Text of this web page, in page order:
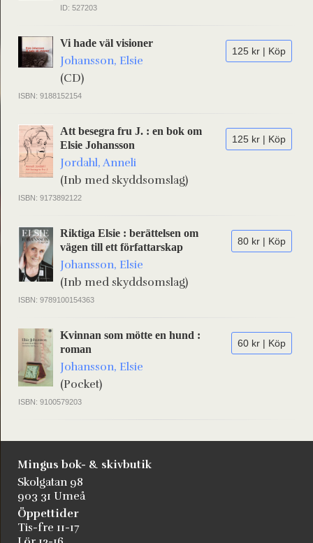
ID: 527203
125 kr | Köp
Vi hade väl visioner
Johansson, Elsie
(CD)
ISBN: 9188152154
125 kr | Köp
Att besegra fru J. : en bok om
Elsie Johansson
Jordahl, Anneli
(Inb med skyddsomslag)
ISBN: 9173892122
80 kr | Köp
Riktiga Elsie : berättelsen om
vägen till ett författarskap
Johansson, Elsie
(Inb med skyddsomslag)
ISBN: 9789100154363
60 kr | Köp
Kvinnan som mötte en hund :
roman
Johansson, Elsie
(Pocket)
ISBN: 9100579203
Mingus bok- & skivbutik
Skolgatan 98
903 31 Umeå
Öppettider
Tis-fre 11-17